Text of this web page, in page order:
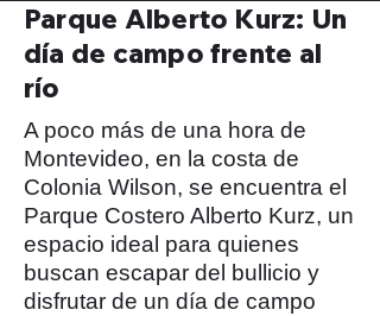
Parque Alberto Kurz: Un
día de campo frente al
río
A poco más de una hora de
Montevideo, en la costa de
Colonia Wilson, se encuentra el
Parque Costero Alberto Kurz, un
espacio ideal para quienes
buscan escapar del bullicio y
disfrutar de un día de campo